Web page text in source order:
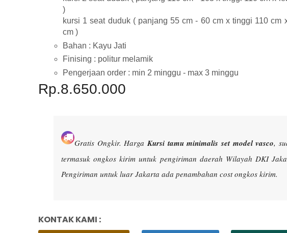
)
kursi 1 seat duduk ( panjang 55 cm - 60 cm x tinggi 110 cm
cm )
Bahan : Kayu Jati
Finising : politur melamik
Pengerjaan order : min 2 minggu - max 3 minggu
Rp.8.650.000
Gratis Ongkir. HargaKursi tamu minimalis set model vasco,
termasuk ongkos kirim untuk pengiriman daerah Wilayah DKI
Pengiriman untuk luar Jakarta ada penambahan cost ongkos kirim.
KONTAK KAMI :